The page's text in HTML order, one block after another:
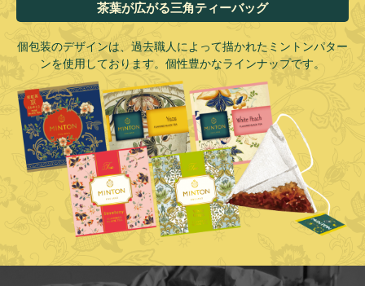
茶葉が広がる三角ティーバッグ
個包装のデザインは、過去職人によって描かれたミントンパター
ンを使用しております。個性豊かなラインナップです。